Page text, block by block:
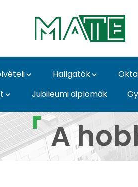
Hallgatók
Jubileumi diplomák
-
A